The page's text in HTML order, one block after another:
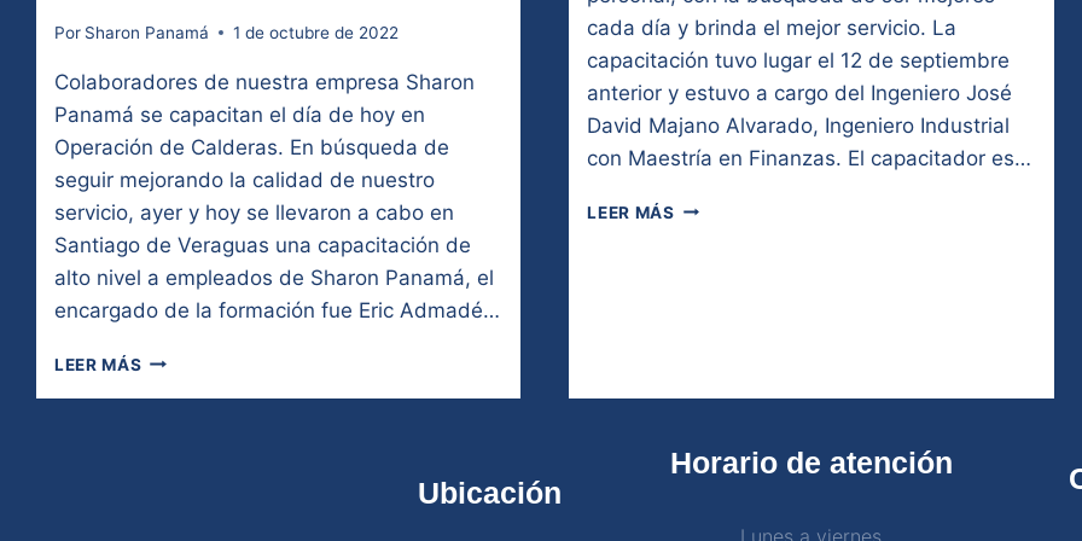
Por Sharon Panamá 1 de octubre de 2022
Colaboradores de nuestra empresa Sharon
Panamá se capacitan el día de hoy en
Operación de Calderas. En búsqueda de
seguir mejorando la calidad de nuestro
servicio, ayer y hoy se llevaron a cabo en
Santiago de Veraguas una capacitación de
alto nivel a empleados de Sharon Panamá, el
encargado de la formación fue Eric Admadé…
LEER MÁS
cada día y brinda el mejor servicio. La
capacitación tuvo lugar el 12 de septiembre
anterior y estuvo a cargo del Ingeniero José
David Majano Alvarado, Ingeniero Industrial
con Maestría en Finanzas. El capacitador es…
LEER MÁS
Ubicación
Horario de atención